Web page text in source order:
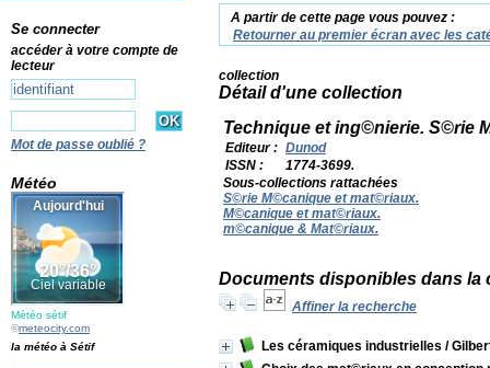
A partir de cette page vous pouvez :
Retourner au premier écran avec les
collection
Détail d'une collection
Technique et ing©nierie. S©rie
Editeur : Dunod
ISSN :
1774-3699.
Sous-collections rattachées
S©rie M©canique et mat©riaux.
M©canique et mat©riaux.
m©canique & Mat©riaux.
Documents disponibles dans la
Affiner la recherche
Les céramiques industrielles /
Se connecter
accéder à votre compte de
lecteur
Mot de passe oublié ?
Météo
Météo sétif
©meteocity.com
la météo à Sétif